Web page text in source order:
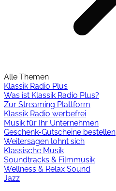
Alle Themen
Klassik Radio Plus
Was ist Klassik Radio Plus?
Zur Streaming Plattform
Klassik Radio werbefrei
Musik für Ihr Unternehmen
Geschenk-Gutscheine bestellen
Weitersagen lohnt sich
Klassische Musik
Soundtracks & Filmmusik
Wellness & Relax Sound
Jazz